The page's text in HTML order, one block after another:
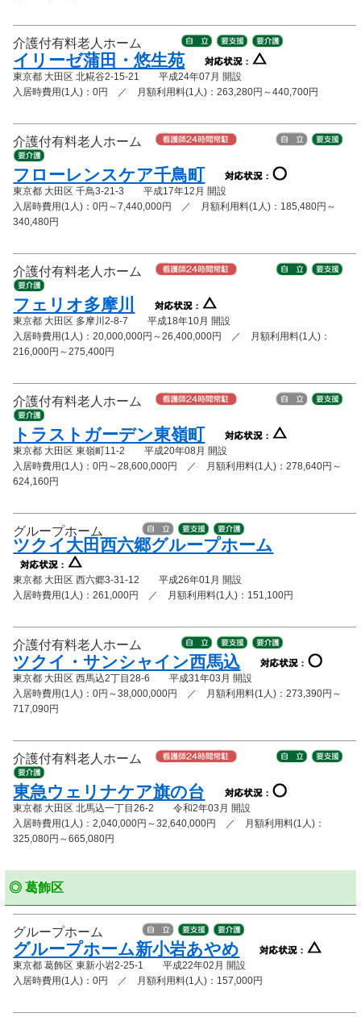
介護付有料老人ホーム
イリーゼ蒲田・悠生苑
東京都 大田区 北糀谷2-15-21 平成24年07月 開設
入居時費用(1人)：0円 ／ 月額利用料(1人)：263,280円～440,700円
介護付有料老人ホーム
フローレンスケア千鳥町
東京都 大田区 千鳥3-21-3 平成17年12月 開設
入居時費用(1人)：0円～7,440,000円 ／ 月額利用料(1人)：185,480円～
340,480円
介護付有料老人ホーム
フェリオ多摩川
東京都 大田区 多摩川2-8-7 平成18年10月 開設
入居時費用(1人)：20,000,000円～26,400,000円 ／ 月額利用料(1人)：
216,000円～275,400円
介護付有料老人ホーム
トラストガーデン東嶺町
東京都 大田区 東嶺町11-2 平成20年08月 開設
入居時費用(1人)：0円～28,600,000円 ／ 月額利用料(1人)：278,640円～
624,160円
グループホーム
ツクイ大田西六郷グループホーム
東京都 大田区 西六郷3-31-12 平成26年01月 開設
入居時費用(1人)：261,000円 ／ 月額利用料(1人)：151,100円
介護付有料老人ホーム
ツクイ・サンシャイン西馬込
東京都 大田区 西馬込2丁目28-6 平成31年03月 開設
入居時費用(1人)：0円～38,000,000円 ／ 月額利用料(1人)：273,390円～
717,090円
介護付有料老人ホーム
東急ウェリナケア旗の台
東京都 大田区 北馬込一丁目26-2 令和2年03月 開設
入居時費用(1人)：2,040,000円～32,640,000円 ／ 月額利用料(1人)：
325,080円～665,080円
◎ 葛飾区
グループホーム
グループホーム新小岩あやめ
東京都 葛飾区 東新小岩2-25-1 平成22年02月 開設
入居時費用(1人)：0円 ／ 月額利用料(1人)：157,000円